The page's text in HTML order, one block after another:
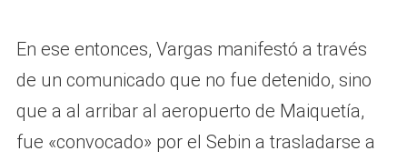
En ese entonces, Vargas manifestó a través
de un comunicado que no fue detenido, sino
que a al arribar al aeropuerto de Maiquetía,
fue «convocado» por el Sebin a trasladarse a